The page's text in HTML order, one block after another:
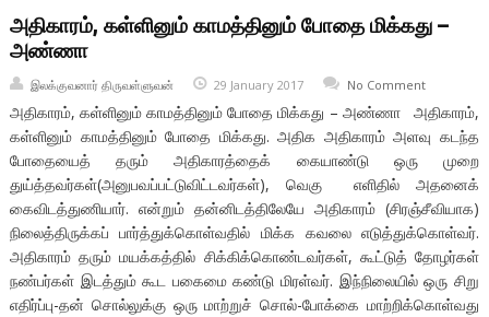
அதிகாரம், கள்ளினும் காமத்தினும் போதை மிக்கது –
அண்ணா
இலக்குவனார் திருவள்ளுவன் 29 January 2017 No Comment
அதிகாரம், கள்ளினும் காமத்தினும் போதை மிக்கது – அண்ணா அதிகாரம்,
கள்ளினும் காமத்தினும் போதை மிக்கது. அதிக அதிகாரம் அளவு கடந்த
போதையைத் தரும் அதிகாரத்தைக் கையாண்டு ஒரு முறை
துய்த்தவர்கள்(அனுபவப்பட்டுவிட்டவர்கள்), வெகு எளிதில் அதனைக்
கைவிடத்துணியார். என்றும் தன்னிடத்திலேயே அதிகாரம் (சிரஞ்சீவியாக)
நிலைத்திருக்கப் பார்த்துக்கொள்வதில் மிக்க கவலை எடுத்துக்கொள்வர்.
அதிகாரம் தரும் மயக்கத்தில் சிக்கிக்கொண்டவர்கள், கூட்டுத் தோழர்கள்
நண்பர்கள் இடத்தும் கூட பகைமை கண்டு மிரள்வர். இந்நிலையில் ஒரு சிறு
எதிர்ப்பு-தன் சொல்லுக்கு ஒரு மாற்றுச் சொல்-போக்கை மாற்றிக்கொள்வது